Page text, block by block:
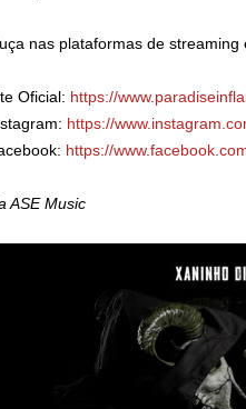
nas plataformas de streaming
Oficial: https://
https://
https://
ASE Music